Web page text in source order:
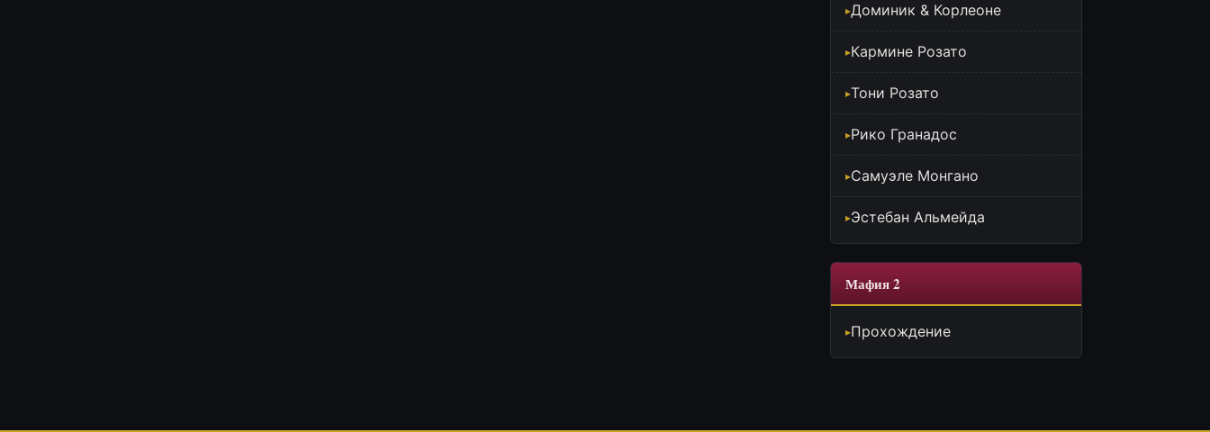
Доминик & Корлеоне
Кармине Розато
Тони Розато
Рико Гранадос
Самуэле Монгано
Эстебан Альмейда
Мафия 2
Прохождение